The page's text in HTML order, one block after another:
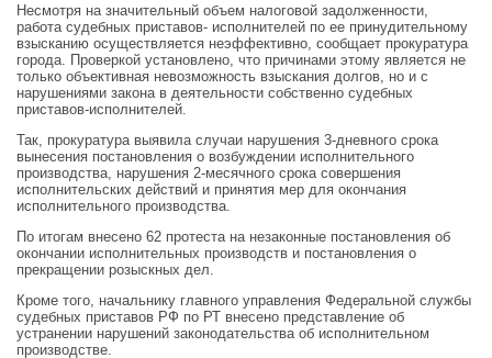
Несмотря на значительный объем налоговой задолженности,
работа судебных приставов- исполнителей по ее принудительному
взысканию осуществляется неэффективно, сообщает прокуратура
города. Проверкой установлено, что причинами этому является не
только объективная невозможность взыскания долгов, но и с
нарушениями закона в деятельности собственно судебных
приставов-исполнителей.
Так, прокуратура выявила случаи нарушения 3-дневного срока
вынесения постановления о возбуждении исполнительного
производства, нарушения 2-месячного срока совершения
исполнительских действий и принятия мер для окончания
исполнительного производства.
По итогам внесено 62 протеста на незаконные постановления об
окончании исполнительных производств и постановления о
прекращении розыскных дел.
Кроме того, начальнику главного управления Федеральной службы
судебных приставов РФ по РТ внесено представление об
устранении нарушений законодательства об исполнительном
производстве.